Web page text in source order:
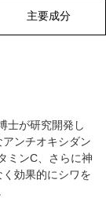
主要成分
士が研究開発し
ンチオキシダン
ミンC、さらに神
効果的にシワを